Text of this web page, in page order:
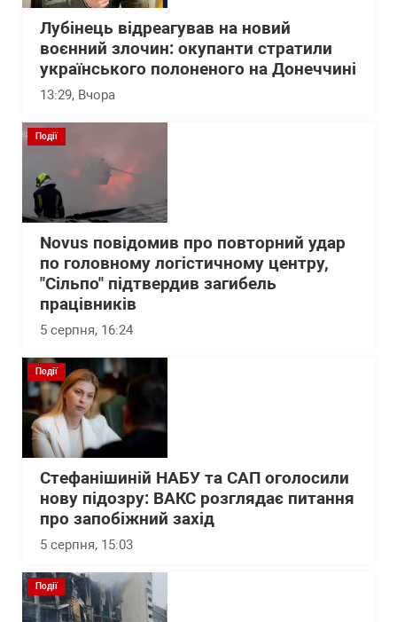
Лубінець відреагував на новий
воєнний злочин: окупанти стратили
українського полоненого на Донеччині
13:29, Вчора
Події
Novus повідомив про повторний удар
по головному логістичному центру,
"Сільпо" підтвердив загибель
працівників
5 серпня, 16:24
Події
Стефанішиній НАБУ та САП оголосили
нову підозру: ВАКС розглядає питання
про запобіжний захід
5 серпня, 15:03
Події